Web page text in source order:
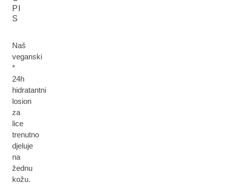
PI
S
Naš
veganski
*
24h
hidratantni
losion
za
lice
trenutno
djeluje
na
žednu
kožu.